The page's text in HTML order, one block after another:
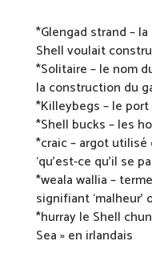
*Glengad strand –
Shell voulait
*Solitaire – le nom
la construction du
*Killeybegs – le port
*Shell bucks – les
*craic – argot utilisé
‘qu’est-ce qu’il se
*weala wallia –
signifiant ‘malheur’
*hurray le Shell
Sea » en irlandais